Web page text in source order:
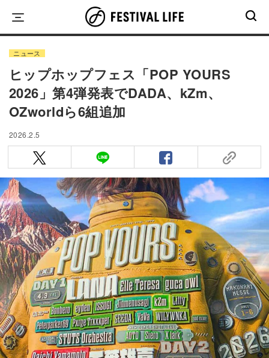
content
ニュース
ヒップホップフェス「POP YOURS
2026」第4弾発表でDADA、kZm、
OZworldら6組追加
2026.2.5